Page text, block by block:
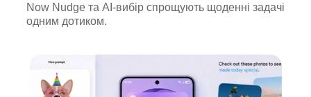
Now Nudge та AI-вибір спрощують щоденні задачі
одним дотиком.